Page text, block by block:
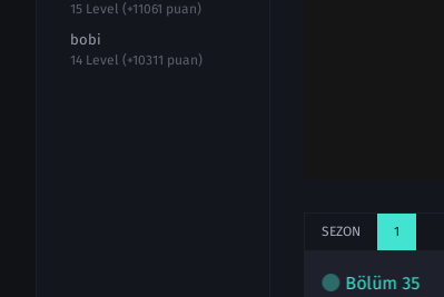
15 Level (+11061 puan)
bobi
14 Level (+10311 puan)
SEZON 1
Bölüm35